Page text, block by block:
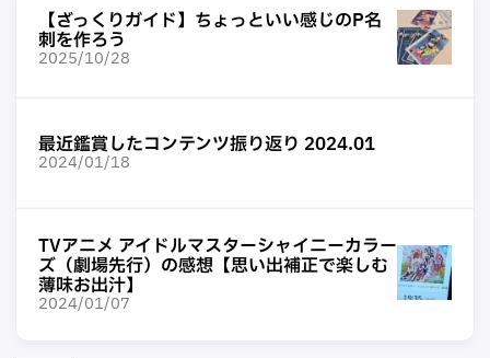
【ざっくりガイド】ちょっといい感じのP名
刺を作ろう
2025/10/28
最近鑑賞したコンテンツ振り返り 2024.01
2024/01/18
TVアニメ アイドルマスターシャイニーカラー
ズ（劇場先行）の感想【思い出補正で楽しむ
薄味お出汁】
2024/01/07